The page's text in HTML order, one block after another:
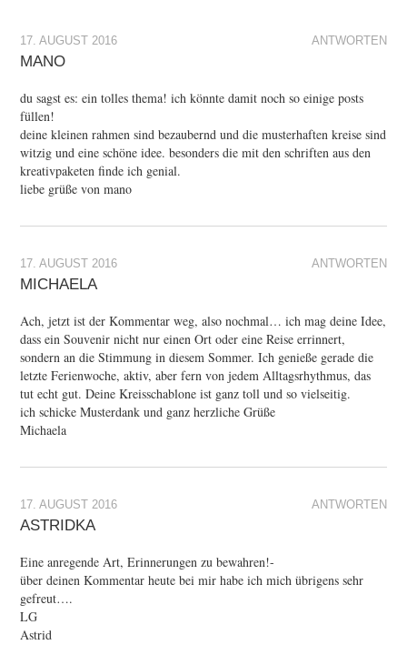
ANTWORTEN
17. AUGUST 2016
MANO
du sagst es: ein tolles thema! ich könnte damit noch so einige posts
füllen!
deine kleinen rahmen sind bezaubernd und die musterhaften kreise sind
witzig und eine schöne idee. besonders die mit den schriften aus den
kreativpaketen finde ich genial.
liebe grüße von mano
ANTWORTEN
17. AUGUST 2016
MICHAELA
Ach, jetzt ist der Kommentar weg, also nochmal… ich mag deine Idee,
dass ein Souvenir nicht nur einen Ort oder eine Reise errinnert,
sondern an die Stimmung in diesem Sommer. Ich genieße gerade die
letzte Ferienwoche, aktiv, aber fern von jedem Alltagsrhythmus, das
tut echt gut. Deine Kreisschablone ist ganz toll und so vielseitig.
ich schicke Musterdank und ganz herzliche Grüße
Michaela
ANTWORTEN
17. AUGUST 2016
ASTRIDKA
Eine anregende Art, Erinnerungen zu bewahren!-
über deinen Kommentar heute bei mir habe ich mich übrigens sehr
gefreut….
LG
Astrid